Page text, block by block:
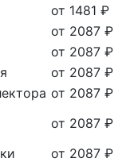
от 1481 ₽
от 2087 ₽
от 2087 ₽
от 2087 ₽
от 2087 ₽
от 2087 ₽
от 2087 ₽